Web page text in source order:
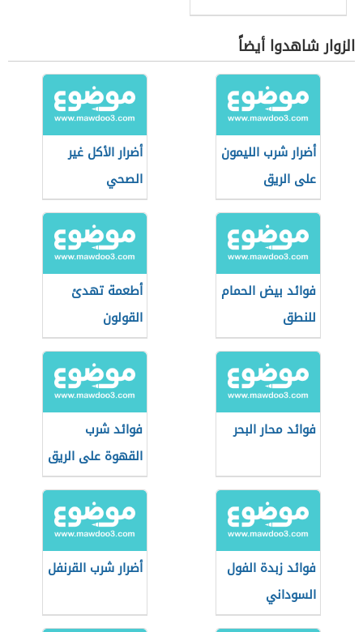
الزوار شاهدوا أيضاً
أضرار شرب الليمون
على الريق
أضرار الأكل غير
الصحي
فوائد بيض الحمام
للنطق
أطعمة تهدئ
القولون
فوائد محار البحر
فوائد شرب
القهوة على الريق
فوائد زبدة الفول
السوداني
أضرار شرب القرنفل